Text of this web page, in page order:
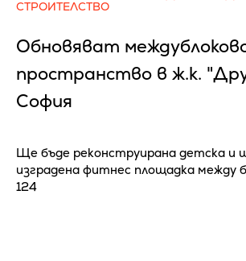
СТРОИТЕЛСТВО
Обновяват
пространство в ж.к.
София
Ще бъде реконструирана детска и
изградена фитнес площадка между
124